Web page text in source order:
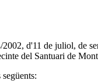
d'11 de juliol, de
del Santuari de